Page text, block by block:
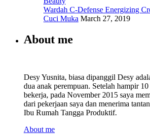
Wardah C-Defense Energizing
Cuci Muka March 27, 2019
About me
Desy Yusnita, biasa dipanggil Desy
dua anak perempuan. Setelah hampir
bekerja, pada November 2015 saya
dari pekerjaan saya dan menerima
Ibu Rumah Tangga Produktif.
About me